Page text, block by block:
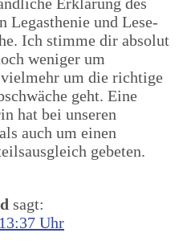
Legasthenie und Lese-
Ich stimme dir absolut
weniger um
um die richtige
geht. Eine
hat bei unseren
auch um einen
gebeten.
sagt:
Uhr